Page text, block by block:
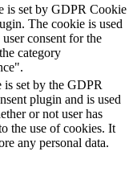
is set by GDPR Cookie
The cookie is used
user consent for the
category
is set by the GDPR
plugin and is used
or not user has
the use of cookies. It
any personal data.